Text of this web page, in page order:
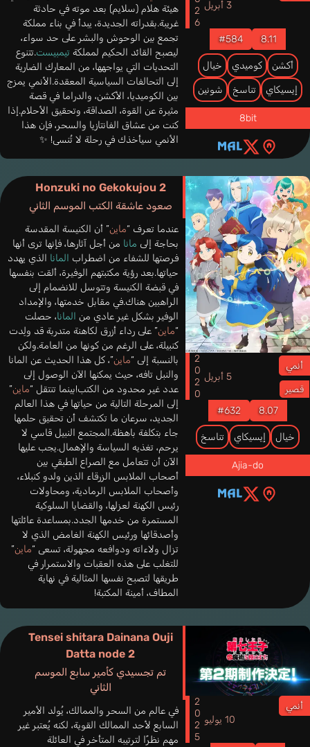
إن أنميات التناسخ تعرض لنا مفاهيم تتسم بالعمق والروعة، وتدفعنا إلى
التفكير في أسئلة كبيرة حول الحياة والموت والروح.
فلنتوجه معًا في هذه الرحلة الساحرة إلى عوالم الأنمي حيث تتجسد الأرواح
وتنطلق في رحلة استثنائية تلهم وتفتح أفقًا جديدًا من الفهم.
3 أبريل
8.11
#584
أكشن كوميدي خيال
إيسيكاي تناسخ شونين
8bit
هيئة هلام (سلايم) بعد موته في حادثة
غريبة.بقدراته الجديدة، يبدأ في بناء مملكة
تجمع بين الوحوش والبشر على حد سواء،
ليصبح القائد الحكيم لمملكة تيمبيست.تتنوع
التحديات التي يواجهها، من المعارك الضارية
إلى التحالفات السياسية المعقدة.الأنمي يمزج
بين الكوميديا، الأكشن، والدراما في قصة
مثيرة عن القوة، الصداقة، وتحقيق الأحلام.إذا
كنت من عشاق الفانتازيا والسحر، فإن هذا
الأنمي سيأخذك في رحلة لا تُنسى! ✨
Honzuki no Gekokujou 2
صعود عاشقة الكتب الموسم الثاني
أنمي
قصير
5 أبريل 2020
8.07
#632
خيال إيسيكاي تناسخ
Ajia-do
عندما تعرف “ماين” أن الكنيسة المقدسة
بحاجة إلى مانا من أجل آثارها، فإنها ترى أنها
فرصتها للشفاء من اضطراب المانا الذي يهدد
حياتها.بعد رؤية مكتبتهم الوفيرة، ألقت بنفسها
في قبضة الكنيسة وتتوسل للانضمام إلى
الراهبين هناك.في مقابل خدمتها، والإمداد
الوفير بشكل غير عادي من المانا، حصلت
“ماين” على رداء أزرق لكاهنة متدربة قد ولِدت
كنبيلة، على الرغم من كونها من العامة.ولكن
بالنسبة إلى “ماين”، كل هذا الحديث عن المانا
والنبل تافه، حيث يمكنها الآن الوصول إلى
عدد غير محدود من الكتب!بينما تنتقل “ماين”
إلى المرحلة التالية من حياتها في هذا العالم
الجديد، سرعان ما تكتشف أن تحقيق حلمها
جاء بتكلفة باهظة.المجتمع النبيل قاسي لا
يرحم، تغذيه السياسة والإهمال.يجب عليها
الآن أن تتعامل مع الصراع الطبقي بين
أصحاب الملابس الزرقاء الذين ولدو كنبلاء،
وأصحاب الملابس الرمادية، ومحاولات
رئيس الكهنة لعزلها، والقضايا السلوكية
المستمرة من خدمها الجدد.بمساعدة عائلتها
وأصدقائها ورئيس الكهنة الغامض الذي لا
تزال ولاءاته ودوافعه مجهولة، تسعى “ماين”
للتغلب على هذه العقبات والاستمرار في
طريقها لتصبح نفسها المثالية في نهاية
المطاف، أمينة المكتبة!
Tensei shitara Dainana Ouji
Datta node 2
تم تجسيدي كأمير سابع الموسم
الثاني
أنمي
10 يوليو
2025
في عالم من السحر والممالك، يُولد الأمير
السابع لأحد الممالك القوية، لكنه يُعتبر غير
مهم نظرًا لترتيبه المتأخر في العائلة